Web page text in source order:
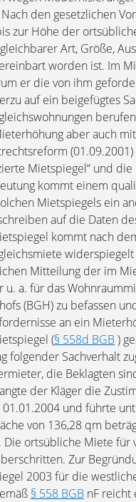
den gesetzlichen
zur Höhe der
Art, Größe,
worden ist. Im
er die von ihm
auf ein beigefügtes
aber auch
Mietspiegel“ und
kommt einem
Mietspiegels ein
auf die Daten
kommt nach
widerspiegelt
Mitteilung der im
u. a. für das
(BGH) zu befassen
an ein
(§ 558d BGB)
folgender Sachverhalt
die Beklagten
der Kläger die
und führte
von 136,28 qm
Die ortsübliche Miete
Zur
2003 für die
§ 558 BGB nF reicht